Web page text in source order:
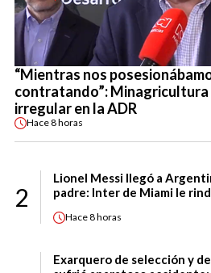
“Mientras nos
contratando”: Minagricultura
irregular en la ADR
Hace8 horas
2
Lionel Messi llegó a
padre: Inter de Miami le
Hace8 horas
Exarquero de selección y